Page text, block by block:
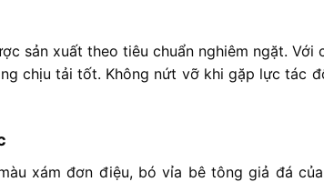
sản xuất theo tiêu chuẩn nghiêm ngặt. Với
chịu tảitốt. Không nứt vỡ khi gặp lựctác
xámđơn điệu, bóvỉa bê tônggiả đá của